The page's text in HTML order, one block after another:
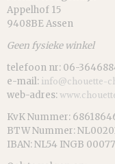
Appelhof 15
9408BE Assen
Geen fysieke winkel
telefoon nr: 06-
e-mail: info@chouette-
web-adres:
KvK Nummer:
BTW Nummer:
IBAN: NL54 INGB